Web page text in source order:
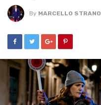
By MARCELLO STRANO